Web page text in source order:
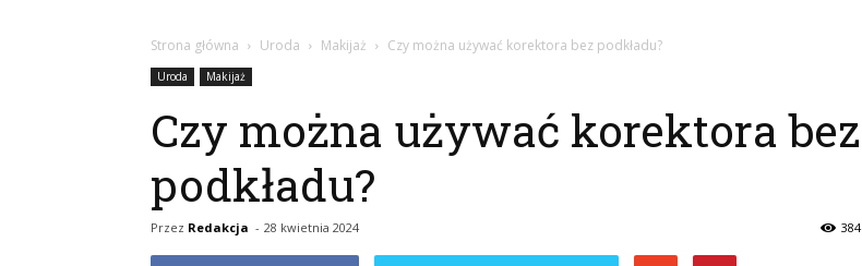
Strona główna Uroda Makijaż Czy można używać korektora bez podkładu?
Uroda Makijaż
Czy można używać korektora bez
podkładu?
Przez Redakcja - 28 kwietnia 2024 384